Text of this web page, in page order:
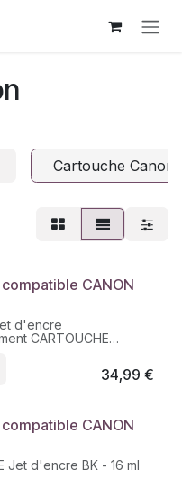
Cartouche Canon
CANON
d'encre
CARTOUCHE
REMANUFACTURÉ
360
34,99 €
CANON
Jet d'encre BK - 16 ml